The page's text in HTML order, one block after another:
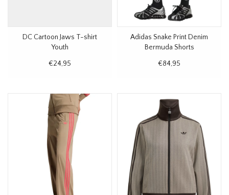
DC Cartoon Jaws T-shirt
Youth
€24,95
Adidas Snake Print Denim
Bermuda Shorts
€84,95